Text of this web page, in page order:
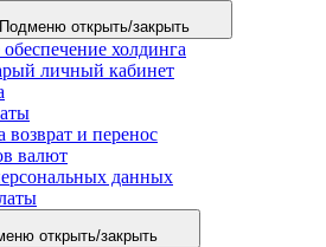
Подменю открыть/закрыть
холдинга
личный кабинет
возврат и перенос
валют
данных
открыть/закрыть